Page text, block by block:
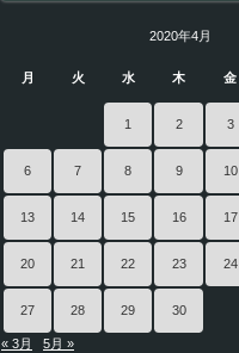
2020年4月
月 火 水 木 金
1 2 3
6 7 8 9 10
13 14 15 16 17
20 21 22 23 24
27 28 29 30
« 3月 5月 »